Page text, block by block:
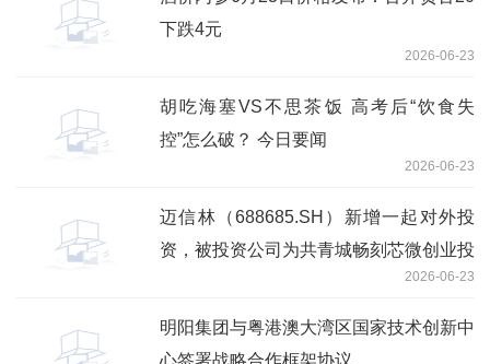
下跌4元
2026-06-23
胡吃海塞VS不思茶饭 高考后“饮食失
控”怎么破？ 今日要闻
2026-06-23
迈信林（688685.SH）新增一起对外投
资，被投资公司为共青城畅刻芯微创业投
2026-06-23
明阳集团与粤港澳大湾区国家技术创新中
心签署战略合作框架协议